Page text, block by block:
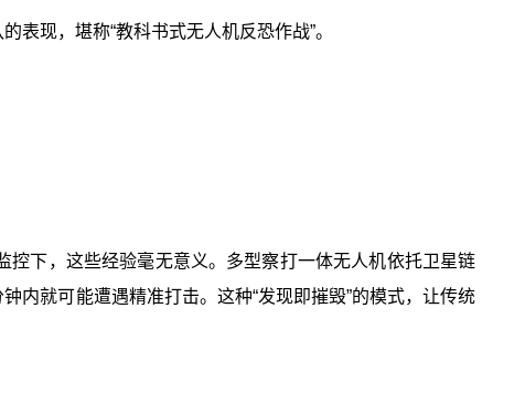
现，堪称“教科书式无人机反恐作战”。
下，这些经验毫无意义。多型察打一体无人机依托卫星链
内就可能遭遇精准打击。这种“发现即摧毁”的模式，让传统